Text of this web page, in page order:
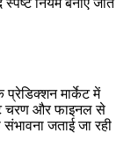
नियम बनाए जाते
मार्केट में
चरण और फाइनल से
जताई जा रही